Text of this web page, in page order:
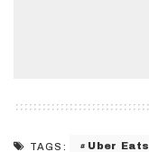
TAGS: Uber Eats